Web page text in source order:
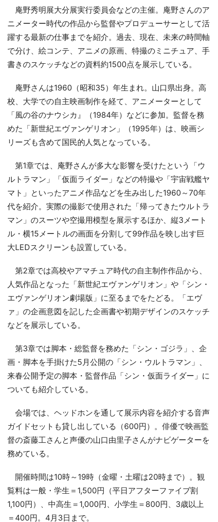
庵野秀明展大分展実行委員会などの主催。庵野さんのア
ニメーター時代の作品から監督やプロデューサーとして活
躍する最新の仕事までを紹介。過去、現在、未来の時間軸
で分け、絵コンテ、アニメの原画、特撮のミニチュア、手
書きのスケッチなどの資料約1500点を展示している。
庵野さんは1960（昭和35）年生まれ。山口県出身。高
校、大学での自主映画制作を経て、アニメーターとして
「風の谷のナウシカ』（1984年）などに参加。監督を務
めた「新世紀エヴァンゲリオン」（1995年）は、映画シ
リーズも含めて国民的人気となっている。
第1章では、庵野さんが多大な影響を受けたという「ウ
ルトラマン」「仮面ライダー」などの特撮や「宇宙戦艦ヤ
マト」といったアニメ作品などを生み出した1960～70年
代を紹介。実際の撮影で使用された「帰ってきたウルトラ
マン」のスーツや空撮用模型を展示するほか、縦3メート
ル・横15メートルの画面を分割して99作品を映し出す巨
大LEDスクリーンも設置している。
第2章では高校やアマチュア時代の自主制作作品から、
人気作品となった「新世紀エヴァンゲリオン」や「シン・
エヴァンゲリオン劇場版」に至るまでをたどる。「エヴ
ァ」の企画意図を記した企画書や初期デザインのスケッチ
などを展示している。
第3章では脚本・総監督を務めた「シン・ゴジラ」、企
画・脚本を手掛けた5月公開の「シン・ウルトラマン」、
来春公開予定の脚本・監督作品「シン・仮面ライダー」に
ついても紹介している。
会場では、ヘッドホンを通して展示内容を紹介する音声
ガイドセットも貸し出している（600円）。俳優で映画監
督の斎藤工さんと声優の山口由里子さんがナビゲーターを
務めている。
開催時間は10時～19時（金曜・土曜は20時まで）。観
覧料は一般・学生＝1,500円（平日アフターファイブ割
1,100円）、中高生＝1,000円、小学生＝800円、3歳以上
＝400円。4月3日まで。